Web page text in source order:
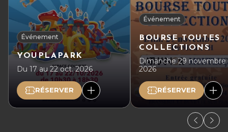
Événement
YOUPLAPARK
Du 17 au 22 oct. 2026
RÉSERVER
Événement
BOURSE TOUTES
COLLECTIONS
Dimanche 29 novembre
2026
RÉSERVER